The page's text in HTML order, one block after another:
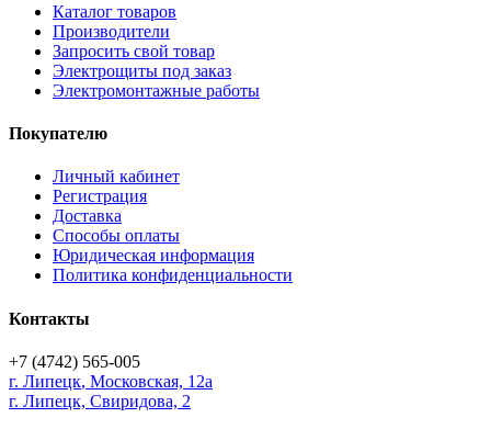
Каталог товаров
Производители
Запросить свой товар
Электрощиты под заказ
Электромонтажные работы
Покупателю
Личный кабинет
Регистрация
Доставка
Способы оплаты
Юридическая информация
Политика конфиденциальности
Контакты
+7 (4742) 565-005
г. Липецк, Московская, 12а
г. Липецк, Свиридова, 2